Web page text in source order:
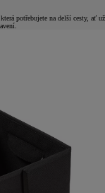
potřebujete na delší cesty, ať už